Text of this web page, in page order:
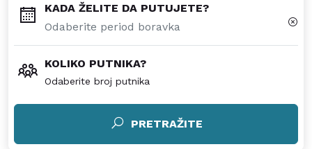
KADA ŽELITE DA PUTUJETE?
KOLIKO PUTNIKA?
Odaberite broj putnika
PRETRAŽITE